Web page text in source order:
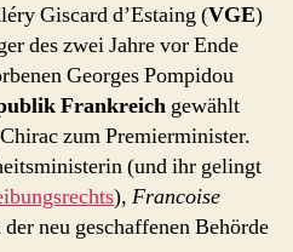
Giscard d’Estaing (VGE)
des zwei Jahre vor Ende
Georges Pompidou
Frankreich gewählt
zum Premierminister.
(und ihr gelingt
), Francoise
neu geschaffenen Behörde